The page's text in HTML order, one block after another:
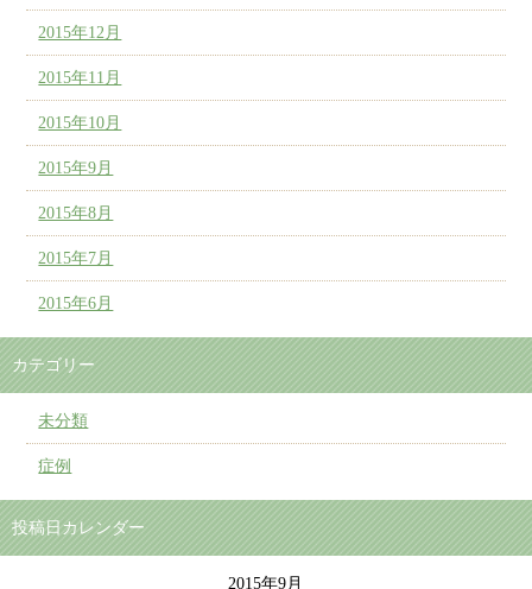
2015年12月
2015年11月
2015年10月
2015年9月
2015年8月
2015年7月
2015年6月
カテゴリー
未分類
症例
投稿日カレンダー
2015年9月